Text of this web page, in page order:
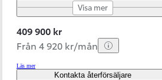
Visa mer
409 900 kr
Från 4 920 kr/mån
Läs mer
Kontakta återförsäljare